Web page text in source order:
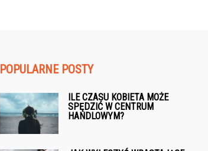
POPULARNE POSTY
ILE CZASU KOBIETA MOŻE
SPĘDZIĆ W CENTRUM
HANDLOWYM?